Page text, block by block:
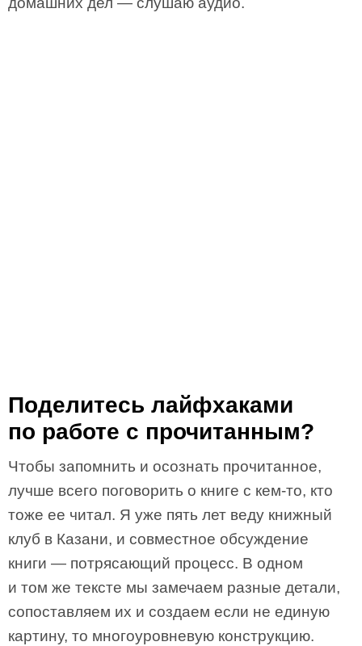
Поделитесь лайфхаками
по работе с прочитанным?
Чтобы запомнить и осознать прочитанное,
лучше всего поговорить о книге с кем-то, кто
тоже ее читал. Я уже пять лет веду книжный
клуб в Казани, и совместное обсуждение
книги — потрясающий процесс. В одном
и том же тексте мы замечаем разные детали,
сопоставляем их и создаем если не единую
картину, то многоуровневую конструкцию.